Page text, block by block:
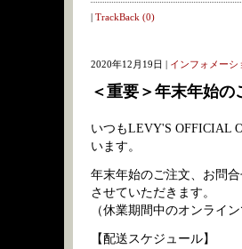
| TrackBack (0)
2020年12月19日 | インフォメーシ
＜重要＞年末年始
いつもLEVY'S OFFICIAL
います。
年末年始のご注文、お問
させていただきます。
（休業期間中のオンライ
【配送スケジュール】